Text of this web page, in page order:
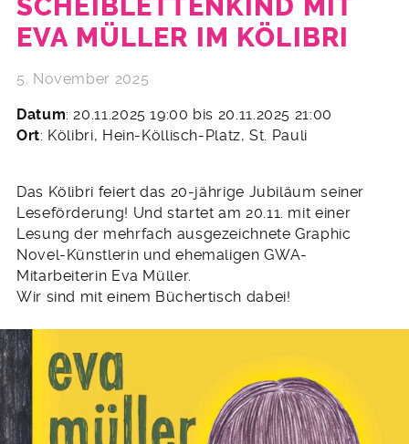
SCHEIBLETTENKIND MIT
EVA MÜLLER IM KÖLIBRI
5. November 2025
Datum: 20.11.2025 19:00 bis 20.11.2025 21:00
Ort: Kölibri, Hein-Köllisch-Platz, St. Pauli
Das Kölibri feiert das 20-jährige Jubiläum seiner
Leseförderung! Und startet am 20.11. mit einer
Lesung der mehrfach ausgezeichnete Graphic
Novel-Künstlerin und ehemaligen GWA-
Mitarbeiterin Eva Müller.
Wir sind mit einem Büchertisch dabei!